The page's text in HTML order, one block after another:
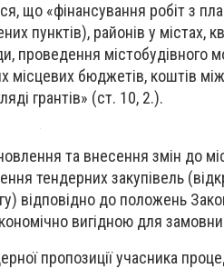
що «фінансування робіт з
пунктів), районів у містах,
проведення містобудівного
місцевих бюджетів, коштів
грантів» (ст. 10, 2.).
та внесення змін до
тендерних закупівель
відповідно до положень
вигідною для
пропозиції учасника